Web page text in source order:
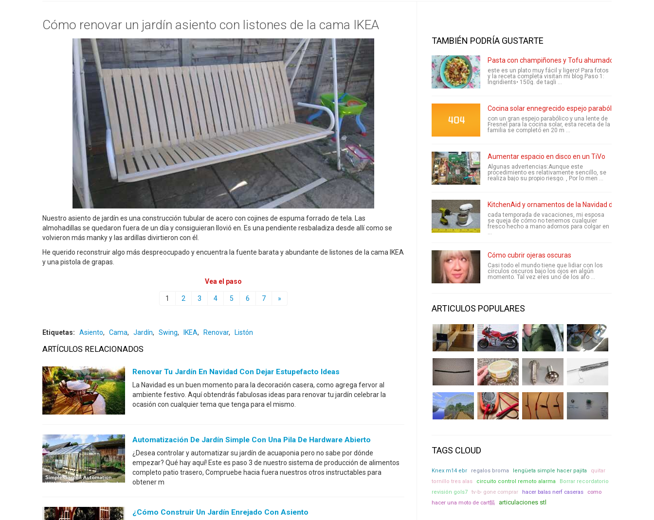
Cómo renovar un jardín asiento con listones de la cama IKEA
Nuestro asiento de jardín es una construcción tubular de acero con cojines de espuma forrado de tela. Las
almohadillas se quedaron fuera de un día y consiguieran llovió en. Es una pendiente resbaladiza desde allí como se
volvieron más manky y las ardillas divirtieron con él.
He querido reconstruir algo más despreocupado y encuentra la fuente barata y abundante de listones de la cama IKEA
y una pistola de grapas.
Vea el paso
1 2 3 4 5 6 7 »
Etiquetas: Asiento, Cama, Jardín, Swing, IKEA, Renovar, Listón
ARTÍCULOS RELACIONADOS
Renovar Tu Jardín En Navidad Con Dejar Estupefacto Ideas
La Navidad es un buen momento para la decoración casera, como agrega fervor al
ambiente festivo. Aquí obtendrás fabulosas ideas para renovar tu jardín celebrar la
ocasión con cualquier tema que tenga para el mismo.
Automatización De Jardín Simple Con Una Pila De Hardware Abierto
¿Desea controlar y automatizar su jardín de acuaponia pero no sabe por dónde
empezar? Qué hay aquí! Este es paso 3 de nuestro sistema de producción de alimentos
completo patio trasero, Compruebe hacia fuera nuestros otros instructables para
obtener m
¿Cómo Construir Un Jardín Enrejado Con Asiento
TAMBIÉN PODRÍA GUSTARTE
Pasta con champiñones y Tofu ahumado
este es un plato muy fácil y ligero! Para fotos
y la receta completa visitan mi blog.Paso 1:
Ingridients• 150g. de tagli ...
Cocina solar ennegrecido espejo parabólicos
con un gran espejo parabólico y una lente de
Fresnel para la cocina solar, esta receta de la
familia se completó en 20 m ...
Aumentar espacio en disco en un TiVo
Algunas advertencias:Aunque este
procedimiento es relativamente sencillo, se
realiza bajo su propio riesgo. , Por lo men ...
KitchenAid y ornamentos de la Navidad de taladro
cada temporada de vacaciones, mi esposa
se queja de cómo no tenemos cualquier
fresco hecho a mano adornos para colgar en
...
Cómo cubrir ojeras oscuras
Casi todo el mundo tiene que lidiar con los
círculos oscuros bajo los ojos en algún
momento. Tal vez eres uno de los afo ...
ARTICULOS POPULARES
TAGS CLOUD
Knex m14 ebr regalos broma lengüeta simple hacer pajita
quitar
tornillo tres alas
circuito control remoto alarma
Borrar recordatorio
revisión gols7
tv-b- gone comprar hacer balas nerf caseras
como
hacer una moto de cart髇
articulaciones stl